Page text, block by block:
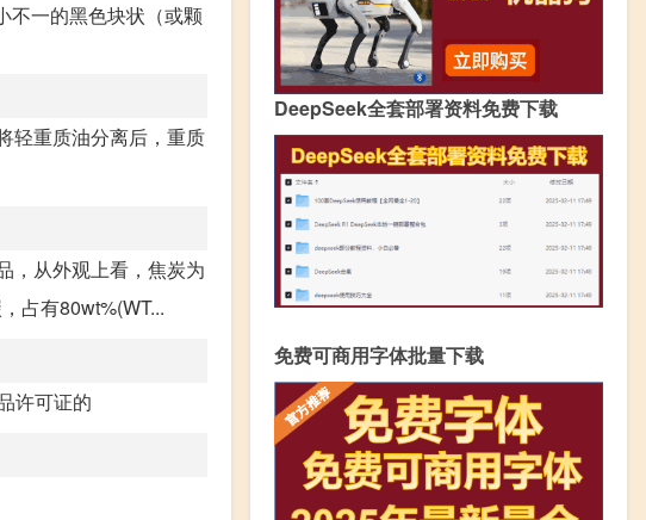
不一的黑色块状（或颗
轻重质油分离后，重质
，从外观上看，焦炭为
占有80wt%(WT...
许可证的
DeepSeek全套部署资料免费下载
免费可商用字体批量下载